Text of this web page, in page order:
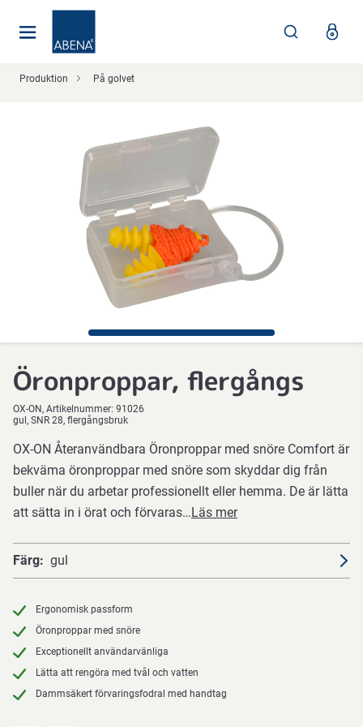
Produktion På golvet
Öronproppar, flergångs
OX-ON Artikelnummer: 91026
gul, SNR 28, flergångsbruk
OX-ON Återanvändbara Öronproppar med snöre Comfort är
bekväma öronproppar med snöre som skyddar dig från
buller när du arbetar professionellt eller hemma. De är lätta
att sätta in i örat och förvaras…Läs mer
Färg gul
Ergonomisk passform
Öronproppar med snöre
Exceptionellt användarvänliga
Lätta att rengöra med tvål och vatten
Dammsäkert förvaringsfodral med handtag